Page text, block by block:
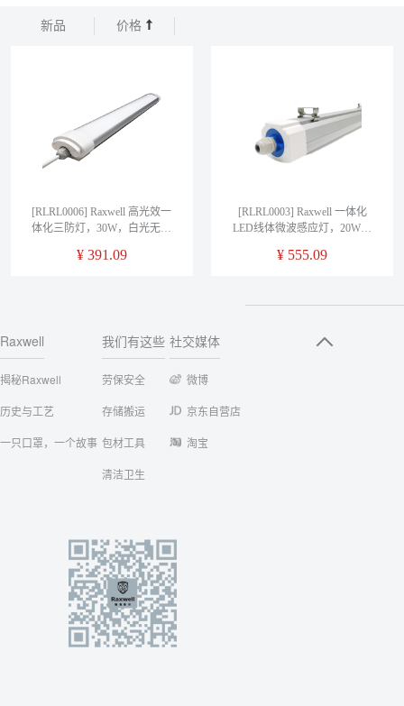
新品 价格
[RLRL0006] Raxwell 高光效一
体化三防灯，30W，白光无频
卖规格：1个
¥ 391.09
[RLRL0003] Raxwell 一体化
LED线体微波感应灯，20W，
¥ 555.09
Raxwell
揭秘Raxwell
历史与工艺
一只口罩，一个故事
我们有这些
劳保安全
存储搬运
包材工具
清洁卫生
社交媒体
微博
京东自营店
淘宝